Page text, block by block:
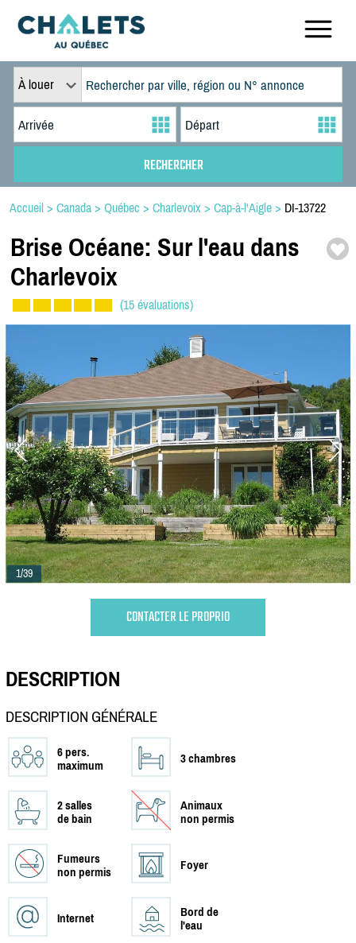
À louer
Accueil > Canada > Québec > Charlevoix > Cap-à-l'Aigle > DI-13722
Brise Océane: Sur l'eau dans
Charlevoix
(15 évaluations)
1/39
CONTACTER LE PROPRIO
DESCRIPTION
DESCRIPTION GÉNÉRALE
6 pers.
maximum
3 chambres
2 salles
de bain
Animaux
non permis
Fumeurs
non permis
Foyer
Internet
Bord de
l'eau